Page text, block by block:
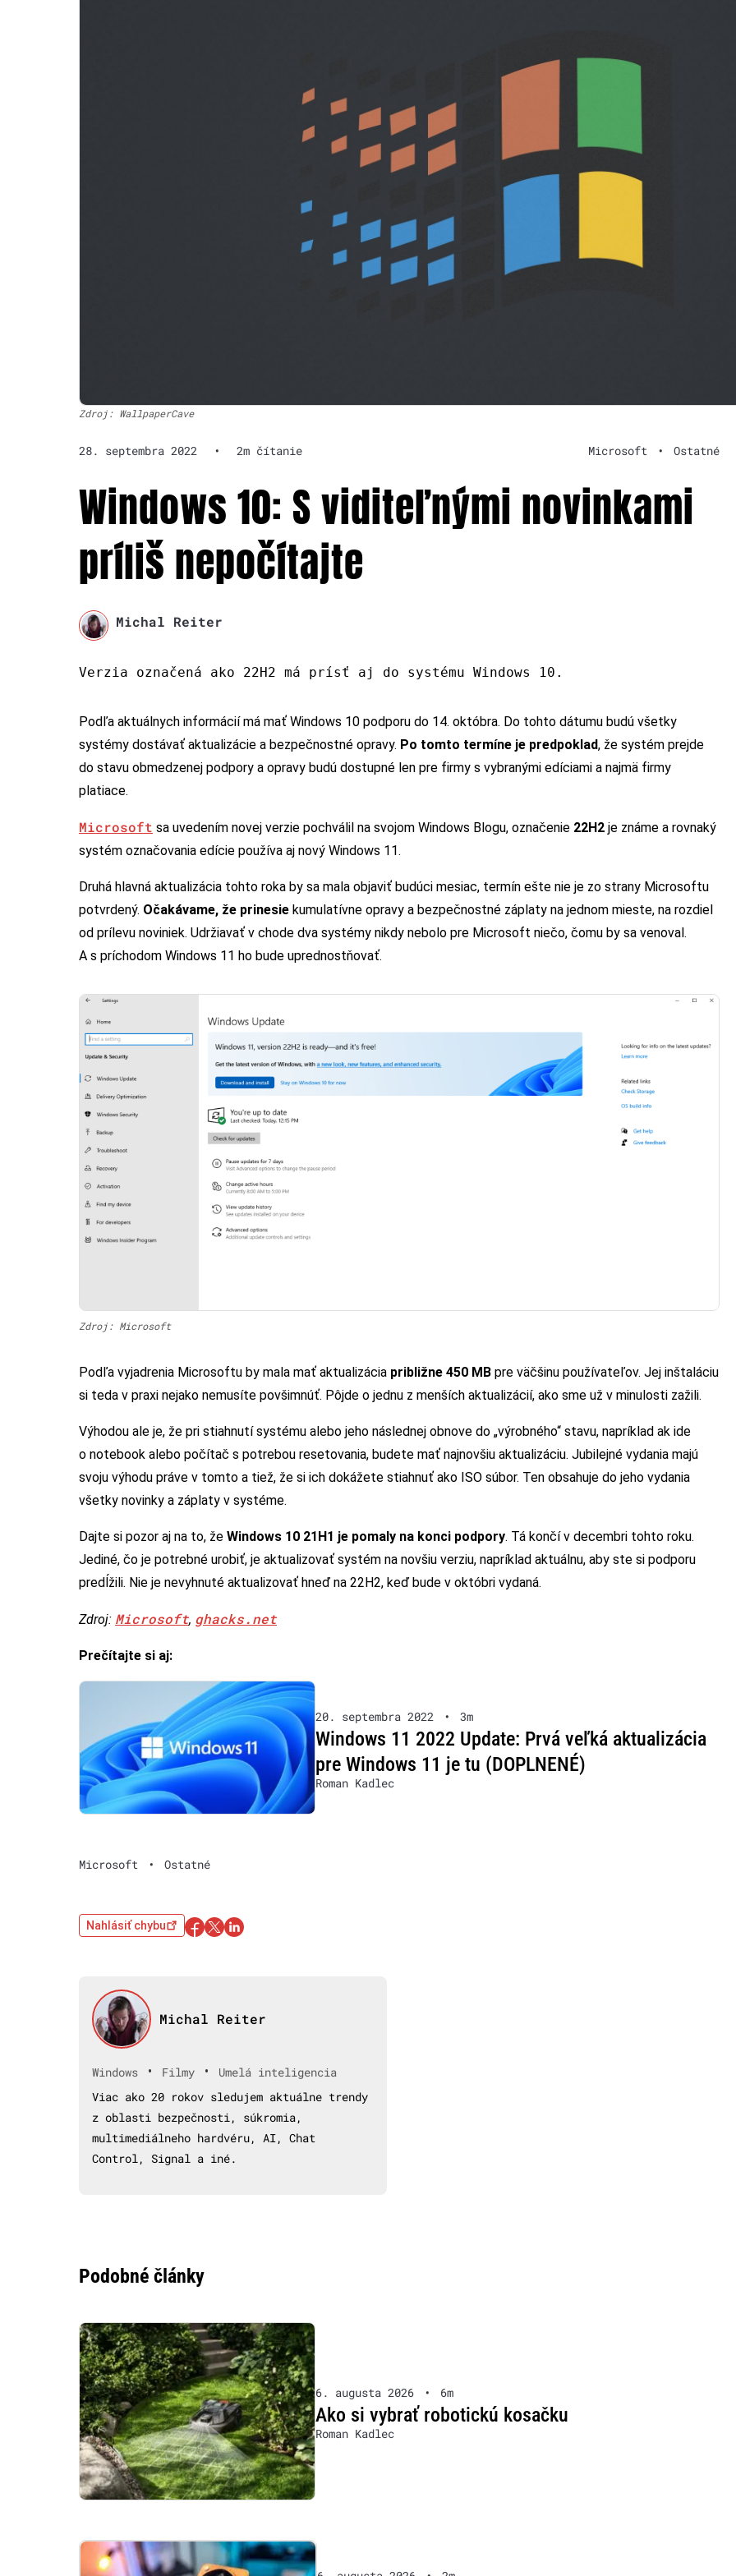
Zdroj: WallpaperCave
28. septembra 2022 • 2m čítanie Microsoft • Ostatné
Windows 10: S viditeľnými novinkami
príliš nepočítajte
Michal Reiter
Verzia označená ako 22H2 má prísť aj do systému Windows 10.
Podľa aktuálnych informácií má mať Windows 10 podporu do 14. októbra. Do tohto dátumu budú všetky
systémy dostávať aktualizácie a bezpečnostné opravy. Po tomto termíne je predpoklad, že systém prejde
do stavu obmedzenej podpory a opravy budú dostupné len pre firmy s vybranými edíciami a najmä firmy
platiace.
Microsoft sa uvedením novej verzie pochválil na svojom Windows Blogu, označenie 22H2 je známe a rovnaký
systém označovania edície používa aj nový Windows 11.
Druhá hlavná aktualizácia tohto roka by sa mala objaviť budúci mesiac, termín ešte nie je zo strany Microsoftu
potvrdený. Očakávame, že prinesie kumulatívne opravy a bezpečnostné záplaty na jednom mieste, na rozdiel
od prílevu noviniek. Udržiavať v chode dva systémy nikdy nebolo pre Microsoft niečo, čomu by sa venoval.
A s príchodom Windows 11 ho bude uprednostňovať.
Zdroj: Microsoft
Podľa vyjadrenia Microsoftu by mala mať aktualizácia približne 450 MB pre väčšinu používateľov. Jej inštaláciu
si teda v praxi nejako nemusíte povšimnúť. Pôjde o jednu z menších aktualizácií, ako sme už v minulosti zažili.
Výhodou ale je, že pri stiahnutí systému alebo jeho následnej obnove do „výrobného“ stavu, napríklad ak ide
o notebook alebo počítač s potrebou resetovania, budete mať najnovšiu aktualizáciu. Jubilejné vydania majú
svoju výhodu práve v tomto a tiež, že si ich dokážete stiahnuť ako ISO súbor. Ten obsahuje do jeho vydania
všetky novinky a záplaty v systéme.
Dajte si pozor aj na to, že Windows 10 21H1 je pomaly na konci podpory. Tá končí v decembri tohto roku.
Jediné, čo je potrebné urobiť, je aktualizovať systém na novšiu verziu, napríklad aktuálnu, aby ste si podporu
predĺžili. Nie je nevyhnuté aktualizovať hneď na 22H2, keď bude v októbri vydaná.
Zdroj: Microsoft, ghacks.net
Prečítajte si aj:
20. septembra 2022 • 3m
Windows 11 2022 Update: Prvá veľká aktualizácia
pre Windows 11 je tu (DOPLNENÉ)
Roman Kadlec
Microsoft • Ostatné
Nahlásiť chybu
Michal Reiter
Windows • Filmy •
Umelá inteligencia
Viac ako 20 rokov sledujem aktuálne trendy
z oblasti bezpečnosti, súkromia,
multimediálneho hardvéru, AI, Chat
Control, Signal a iné.
Podobné články
6. augusta 2026 • 6m
Ako si vybrať robotickú kosačku
Roman Kadlec